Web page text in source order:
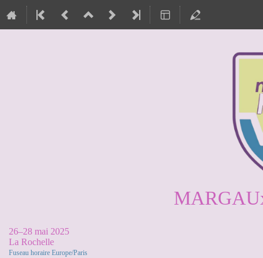
26–28 mai 2025
La Rochelle
Fuseau horaire Europe/Paris